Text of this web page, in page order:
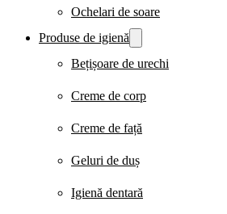
Ochelari de soare
Produse de igienă
Bețișoare de urechi
Creme de corp
Creme de față
Geluri de duș
Igienă dentară